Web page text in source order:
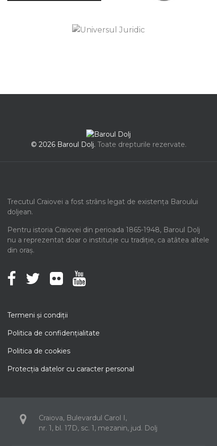
© 2026 Baroul Dolj. Toate drepturile rezervate.
Trecutul Craiovei a fost strâns legat de existența Baroului
doljean.
Pentru istoria Craiovei din perioada 1865-1948, Baroul Dolj
nu a reprezentat doar o instituție cu tradiție, ca atâtea altele
din oraș.
Termeni şi condiţii
Politica de confidenţialitate
Politica de cookies
Protecţia datelor cu caracter personal
Craiova, Bulevardul Carol I,
nr. 1, bl. 17D, sc. 1, mezanin, jud. Dolj